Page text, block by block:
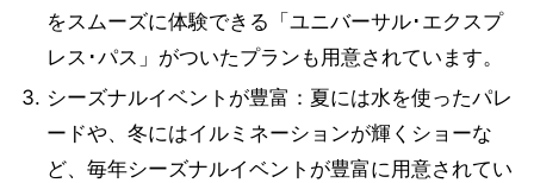
をスムーズに体験できる「ユニバーサル･エクスプ
レス･パス」がついたプランも用意されています。
シーズナルイベントが豊富：夏には水を使ったパレ
ードや、冬にはイルミネーションが輝くショーな
ど、毎年シーズナルイベントが豊富に用意されてい